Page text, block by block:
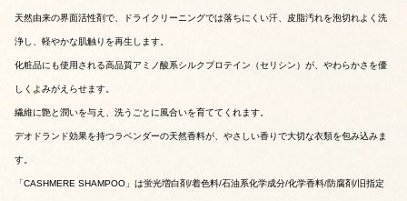
天然由来の界面活性剤で、ドライクリーニングでは落ちにくい汗、皮脂汚れを泡切れよく洗
浄し、軽やかな肌触りを再生します。
化粧品にも使用される高品質アミノ酸系シルクプロテイン（セリシン）が、やわらかさを優
しくよみがえらせます。
繊維に艶と潤いを与え、洗うごとに風合いを育ててくれます。
デオドランド効果を持つラベンダーの天然香料が、やさしい香りで大切な衣類を包み込みま
す。
「CASHMERE SHAMPOO」は蛍光増白剤/着色料/石油系化学成分/化学香料/防腐剤/旧指定